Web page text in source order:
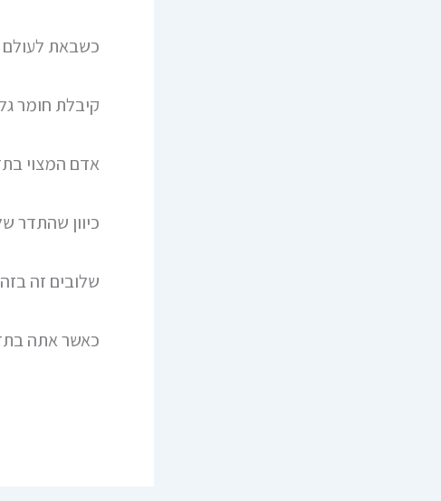
כשבאת לעולם
קיבלת חומר
אדם המצוי
כיוון שהתדר
שלובים זה
כאשר אתה